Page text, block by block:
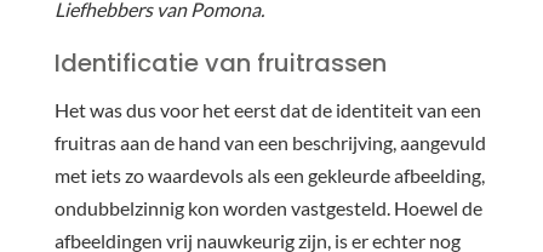
Liefhebbers van Pomona.
Identificatie van fruitrassen
Het was dus voor het eerst dat de identiteit van een
fruitras aan de hand van een beschrijving, aangevuld
met iets zo waardevols als een gekleurde afbeelding,
ondubbelzinnig kon worden vastgesteld. Hoewel de
afbeeldingen vrij nauwkeurig zijn, is er echter nog